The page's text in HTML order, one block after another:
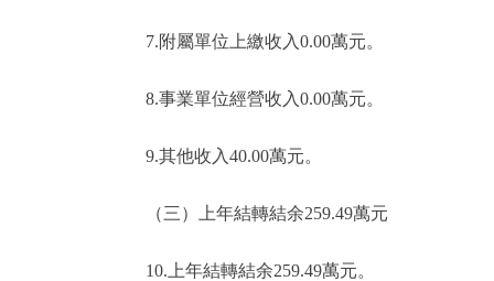
7.附屬單位上繳收入0.00萬元。
8.事業單位經營收入0.00萬元。
9.其他收入40.00萬元。
（三）上年結轉結余259.49萬元
10.上年結轉結余259.49萬元。